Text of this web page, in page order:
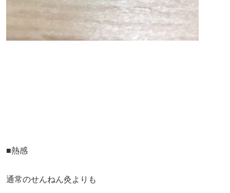
■熱感
通常のせんねん灸よりも